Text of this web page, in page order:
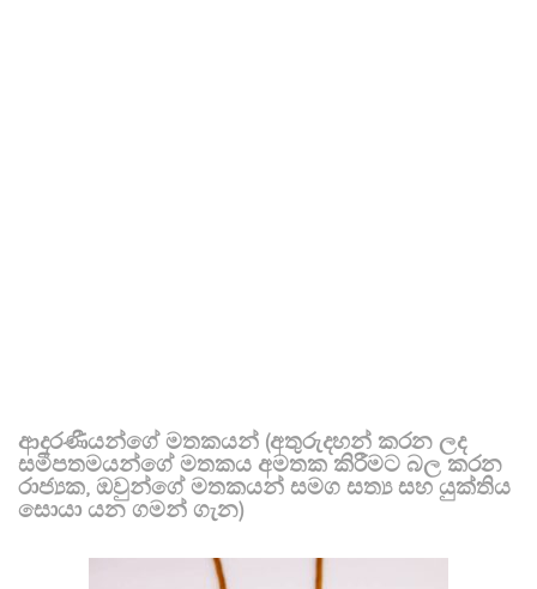
ආදරණීයන්ගේ මතකයන් (අතුරුදහන් කරන ලද
සමීපතමයන්ගේ මතකය අමතක කිරීමට බල කරන
රාජ්‍යක, ඔවුන්ගේ මතකයන් සමග සත්‍ය සහ යුක්තිය
සොයා යන ගමන් ගැන)